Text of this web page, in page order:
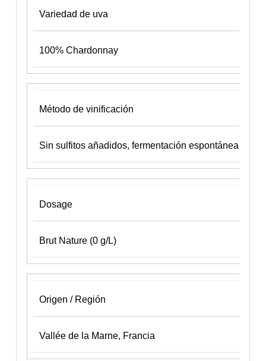
Variedad de uva
100% Chardonnay
Método de vinificación
Sin sulfitos añadidos, fermentación espontánea
Dosage
Brut Nature (0 g/L)
Origen / Región
Vallée de la Marne, Francia